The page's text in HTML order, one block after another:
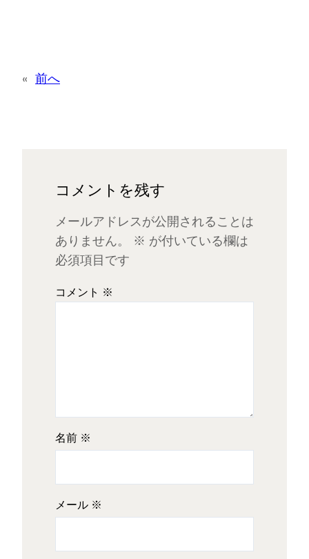
« 前へ
コメントを残す
メールアドレスが公開されることは
ありません。
※ が付いている欄は
必須項目です
コメント ※
名前 ※
メール ※